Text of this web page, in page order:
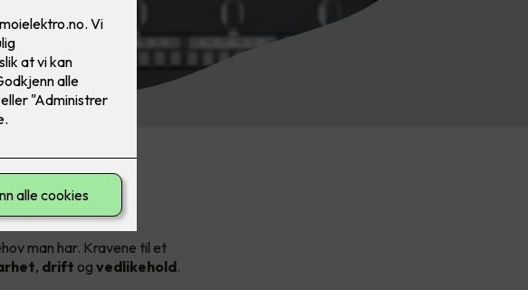
man har. Kravene til et
, drift og vedlikehold.